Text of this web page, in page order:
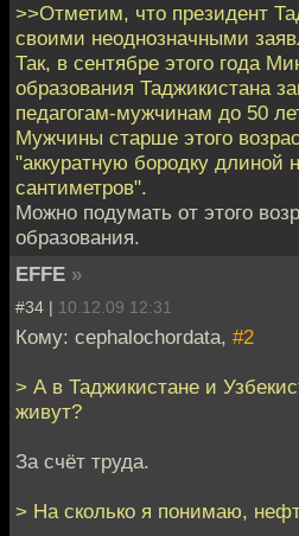
>>Отметим, что президент
своими неоднозначными
Так, в сентябре этого года
образования Таджикистана
педагогам-мужчинам до 50
Мужчины старше этого
"аккуратную бородку длиной
сантиметров".
Можно подумать от этого
образования.
EFFE »
#34 | 10.12.09 12:31
Кому: cephalochordata, #2
> А в Таджикистане и
живут?
За счёт труда.
> На сколько я понимаю,